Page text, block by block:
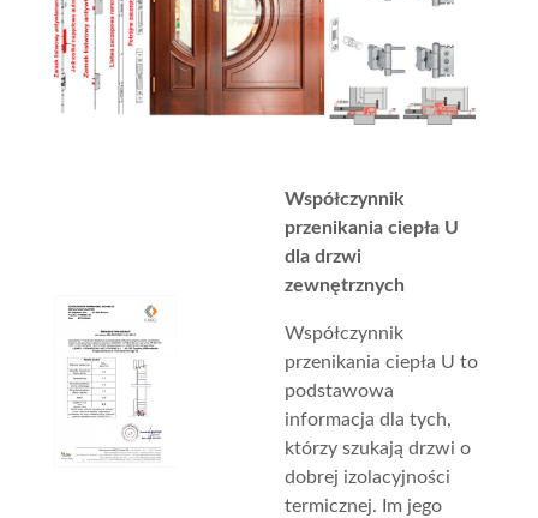
Współczynnik
przenikania ciepła U
dla drzwi
zewnętrznych
Współczynnik
przenikania ciepła U to
podstawowa
informacja dla tych,
którzy szukają drzwi o
dobrej izolacyjności
termicznej. Im jego